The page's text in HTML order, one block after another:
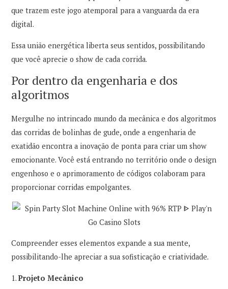
que trazem este jogo atemporal para a vanguarda da era
digital.
Essa união energética liberta seus sentidos, possibilitando
que você aprecie o show de cada corrida.
Por dentro da engenharia e dos
algoritmos
Mergulhe no intrincado mundo da mecânica e dos algoritmos
das corridas de bolinhas de gude, onde a engenharia de
exatidão encontra a inovação de ponta para criar um show
emocionante. Você está entrando no território onde o design
engenhoso e o aprimoramento de códigos colaboram para
proporcionar corridas empolgantes.
Compreender esses elementos expande a sua mente,
possibilitando-lhe apreciar a sua sofisticação e criatividade.
1.Projeto Mecânico